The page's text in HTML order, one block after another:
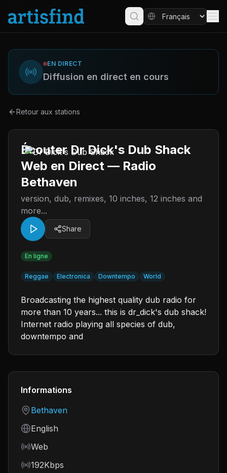
EN DIRECT
Diffusion en direct en cours
Retour aux stations
Écouter Dr Dick's Dub Shack
Web en Direct — Radio
Bethaven
version, dub, remixes, 10 inches, 12 inches and
more...
Share
En ligne
Reggae Electronica Downtempo World
Broadcasting the highest quality dub radio for
more than 10 years... this is dr_dick's dub shack!
Internet radio playing all species of dub,
downtempo and
Informations
Country
Bethaven
Language
English
Frequency
Web
Bitrate
192Kbps